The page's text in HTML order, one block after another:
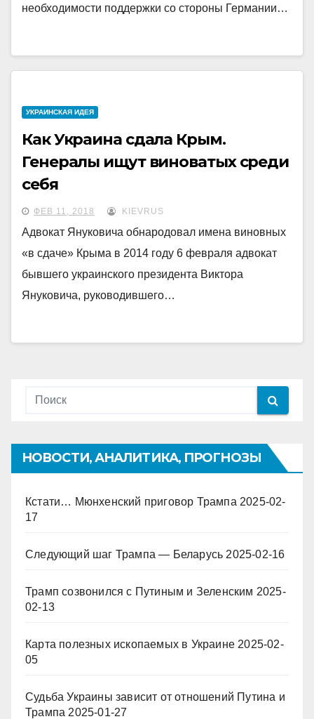
необходимости поддержки со стороны Германии…
УКРАИНCКАЯ ИДЕЯ
Как Украина сдала Крым.
Генералы ищут виноватых среди
себя
ФЕВ 11, 2018 KIEVRUS
Адвокат Януковича обнародовал имена виновных
«в сдаче» Крыма в 2014 году 6 февраля адвокат
бывшего украинского президента Виктора
Януковича, руководившего…
НОВОСТИ, АНАЛИТИКА, ПРОГНОЗЫ
Кстати… Мюнхенский приговор Трампа 2025-02-
17
Следующий шаг Трампа — Беларусь 2025-02-16
Трамп созвонился с Путиным и Зеленским 2025-
02-13
Карта полезных ископаемых в Украине 2025-02-
05
Судьба Украины зависит от отношений Путина и
Трампа 2025-01-27